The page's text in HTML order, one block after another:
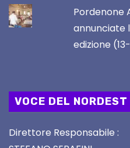
Pordenone
annunciate
edizione
VOCE DEL NORDEST
Direttore Responsabile :